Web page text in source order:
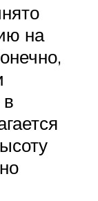
на